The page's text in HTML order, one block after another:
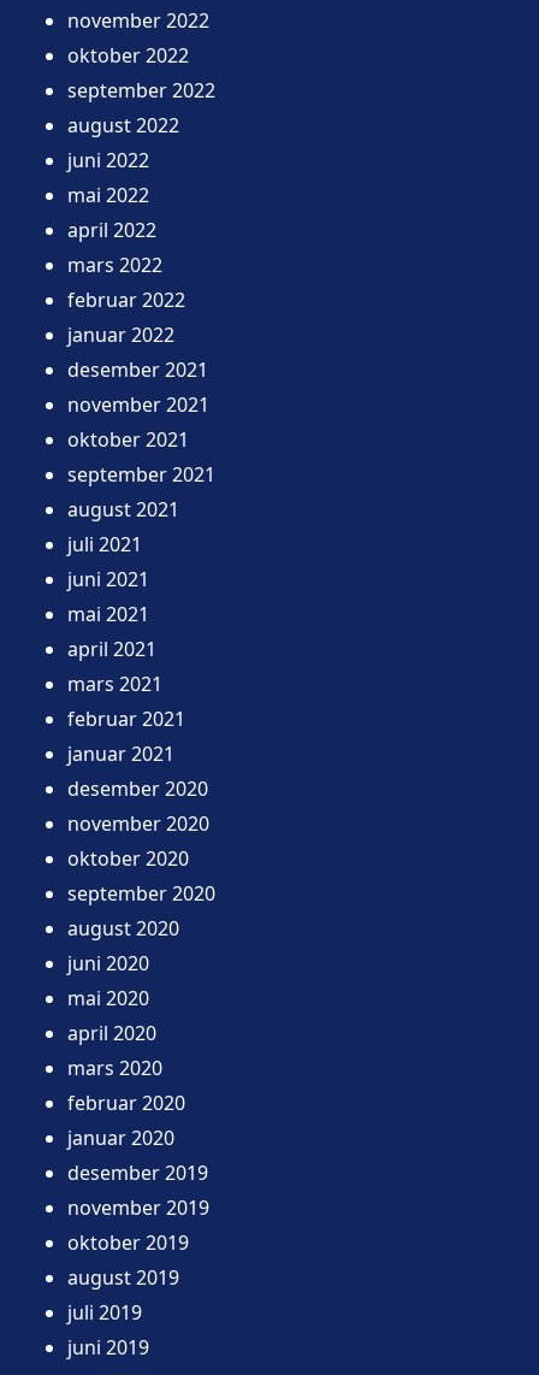
november 2022
oktober 2022
september 2022
august 2022
juni 2022
mai 2022
april 2022
mars 2022
februar 2022
januar 2022
desember 2021
november 2021
oktober 2021
september 2021
august 2021
juli 2021
juni 2021
mai 2021
april 2021
mars 2021
februar 2021
januar 2021
desember 2020
november 2020
oktober 2020
september 2020
august 2020
juni 2020
mai 2020
april 2020
mars 2020
februar 2020
januar 2020
desember 2019
november 2019
oktober 2019
august 2019
juli 2019
juni 2019